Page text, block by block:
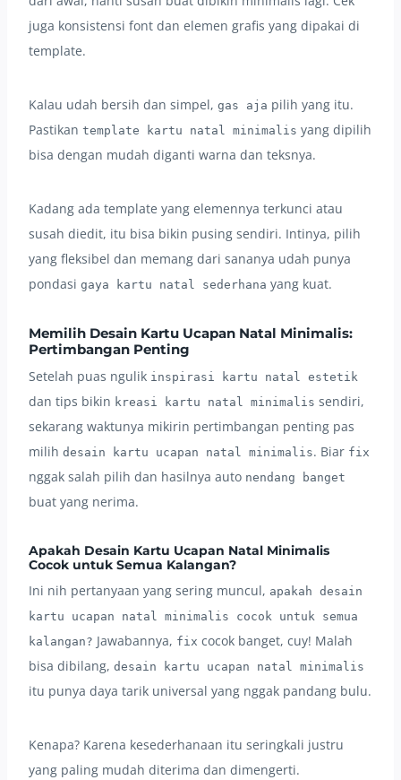
juga konsistensi font dan elemen grafis yang dipakai di
template.
Kalau udah bersih dan simpel, gas aja pilih yang itu.
Pastikan template kartu natal minimalis yang dipilih
bisa dengan mudah diganti warna dan teksnya.
Kadang ada template yang elemennya terkunci atau
susah diedit, itu bisa bikin pusing sendiri. Intinya, pilih
yang fleksibel dan memang dari sananya udah punya
pondasi gaya kartu natal sederhana yang kuat.
Memilih Desain Kartu Ucapan Natal Minimalis:
Pertimbangan Penting
Setelah puas ngulik inspirasi kartu natal estetik
dan tips bikin kreasi kartu natal minimalis sendiri,
sekarang waktunya mikirin pertimbangan penting pas
milih desain kartu ucapan natal minimalis. Biar fix
nggak salah pilih dan hasilnya auto nendang banget
buat yang nerima.
Apakah Desain Kartu Ucapan Natal Minimalis
Cocok untuk Semua Kalangan?
Ini nih pertanyaan yang sering muncul, apakah desain
kartu ucapan natal minimalis cocok untuk semua
kalangan? Jawabannya, fix cocok banget, cuy! Malah
bisa dibilang, desain kartu ucapan natal minimalis
itu punya daya tarik universal yang nggak pandang bulu.
Kenapa? Karena kesederhanaan itu seringkali justru
yang paling mudah diterima dan dimengerti.